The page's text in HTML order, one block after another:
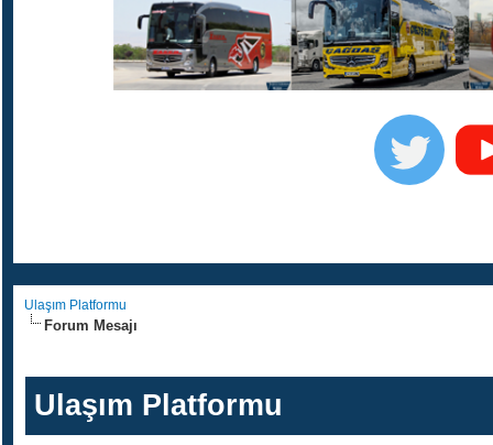
Ulaşım Platformu
Forum Mesajı
Ulaşım Platformu